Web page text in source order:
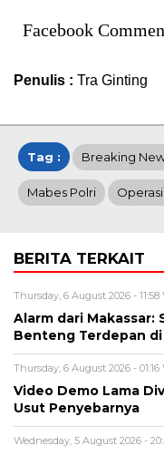
Facebook
Penulis : Tra Ginting
Tag : Breaking
Mabes Polri
BERITA TERKAIT
Thursday, 6 August 2026 - 11:58
Alarm dari Makassar:
Benteng Terdepan di
Thursday, 6 August 2026 - 01:16
Video Demo Lama
Usut Penyebarnya
Wednesday, 5 August 2026 -